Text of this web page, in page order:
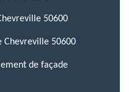
50600
Chevreville 50600
de façade